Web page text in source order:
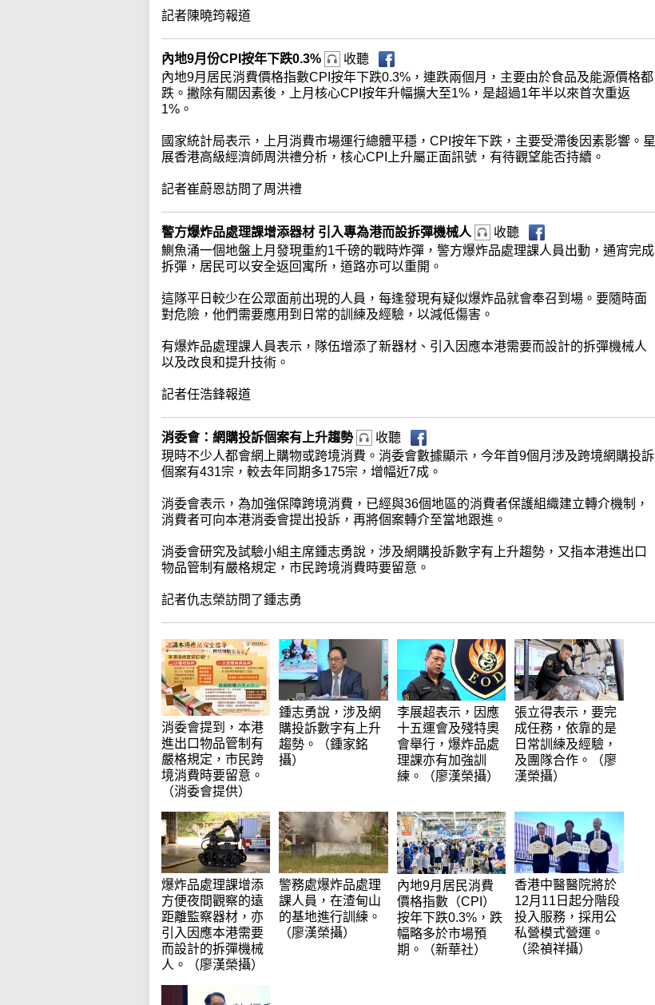
記者陳曉筠報道
內地9月份CPI按年下跌0.3%
收聽
內地9月居民消費價格指數CPI按年下跌0.3%，連跌兩個月，主要由於食品及能源價格都
跌。撇除有關因素後，上月核心CPI按年升幅擴大至1%，是超過1年半以來首次重返
1%。
國家統計局表示，上月消費市場運行總體平穩，CPI按年下跌，主要受滯後因素影響。星
展香港高級經濟師周洪禮分析，核心CPI上升屬正面訊號，有待觀望能否持續。
記者崔蔚恩訪問了周洪禮
警方爆炸品處理課增添器材 引入專為港而設拆彈機械人
收聽
鰂魚涌一個地盤上月發現重約1千磅的戰時炸彈，警方爆炸品處理課人員出動，通宵完成
拆彈，居民可以安全返回寓所，道路亦可以重開。
這隊平日較少在公眾面前出現的人員，每逢發現有疑似爆炸品就會奉召到場。要隨時面
對危險，他們需要應用到日常的訓練及經驗，以減低傷害。
有爆炸品處理課人員表示，隊伍增添了新器材、引入因應本港需要而設計的拆彈機械人
以及改良和提升技術。
記者任浩鋒報道
消委會：網購投訴個案有上升趨勢
收聽
現時不少人都會網上購物或跨境消費。消委會數據顯示，今年首9個月涉及跨境網購投訴
個案有431宗，較去年同期多175宗，增幅近7成。
消委會表示，為加強保障跨境消費，已經與36個地區的消費者保護組織建立轉介機制，
消費者可向本港消委會提出投訴，再將個案轉介至當地跟進。
消委會研究及試驗小組主席鍾志勇說，涉及網購投訴數字有上升趨勢，又指本港進出口
物品管制有嚴格規定，市民跨境消費時要留意。
記者仇志榮訪問了鍾志勇
消委會提到，本港
進出口物品管制有
嚴格規定，市民跨
境消費時要留意。
（消委會提供）
鍾志勇說，涉及網
購投訴數字有上升
趨勢。（鍾家銘
攝）
李展超表示，因應
十五運會及殘特奧
會舉行，爆炸品處
理課亦有加強訓
練。（廖漢榮攝）
張立得表示，要完
成任務，依靠的是
日常訓練及經驗，
及團隊合作。（廖
漢榮攝）
爆炸品處理課增添
方便夜間觀察的遠
距離監察器材，亦
引入因應本港需要
而設計的拆彈機械
人。（廖漢榮攝）
警務處爆炸品處理
課人員，在渣甸山
的基地進行訓練。
（廖漢榮攝）
內地9月居民消費
價格指數（CPI）
按年下跌0.3%，跌
幅略多於市場預
期。（新華社）
香港中醫醫院將於
12月11日起分階段
投入服務，採用公
私營模式營運。
（梁禎祥攝）